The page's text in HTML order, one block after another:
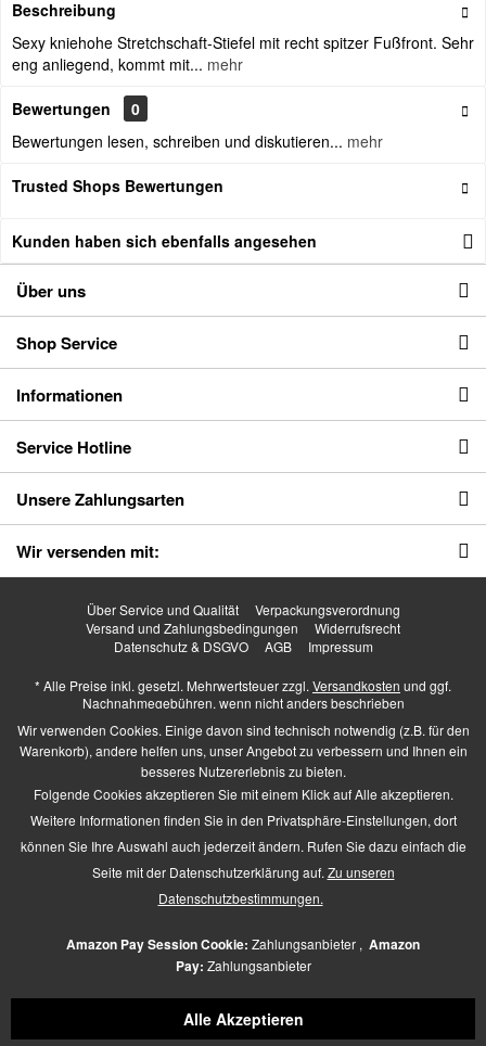
Beschreibung
Sexy kniehohe Stretchschaft-Stiefel mit recht spitzer Fußfront. Sehr
eng anliegend, kommt mit... mehr
Bewertungen
0
Bewertungen lesen, schreiben und diskutieren... mehr
Trusted Shops Bewertungen
Kunden haben sich ebenfalls angesehen
Über uns
Shop Service
Informationen
Service Hotline
Unsere Zahlungsarten
Wir versenden mit:
Über Service und Qualität
Verpackungsverordnung
Versand und Zahlungsbedingungen
Widerrufsrecht
Datenschutz & DSGVO
AGB Impressum
* Alle Preise inkl. gesetzl. Mehrwertsteuer zzgl. Versandkosten und ggf.
Nachnahmegebühren, wenn nicht anders beschrieben
Higher Heels - All Rights Reserved. Design byTC-Innovations GmbH
Wir verwenden Cookies. Einige davon sind technisch notwendig (z.B. für den
Warenkorb), andere helfen uns, unser Angebot zu verbessern und Ihnen ein
besseres Nutzererlebnis zu bieten.
Folgende Cookies akzeptieren Sie mit einem Klick auf Alle akzeptieren.
Weitere Informationen finden Sie in den Privatsphäre-Einstellungen, dort
können Sie Ihre Auswahl auch jederzeit ändern. Rufen Sie dazu einfach die
Seite mit der Datenschutzerklärung auf. Zu unseren
Datenschutzbestimmungen.
Amazon Pay Session Cookie: Zahlungsanbieter , Amazon
Pay: Zahlungsanbieter
Alle Akzeptieren
Barrierefrei Hilfswerkzeuge
Kontrast +
Links hervorheben
Größerer Text
Zusätzliche Beschreibung
Navigation per Tab-Taste